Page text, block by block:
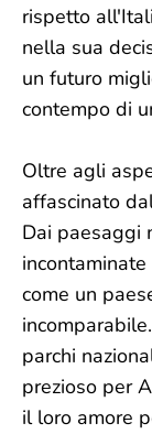
rispetto
nella sua
un futuro
contempo di
Oltre agli
affascinato
Dai paesaggi
come un
parchi
prezioso per
il loro amore